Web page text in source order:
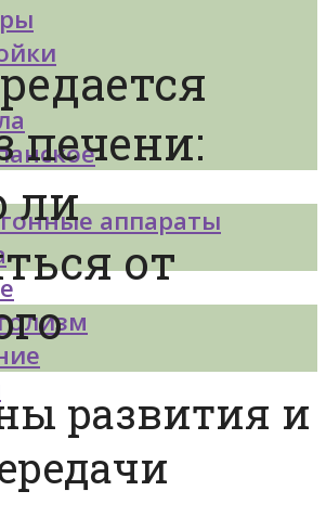
аппараты
печени:
ли
от
развития и